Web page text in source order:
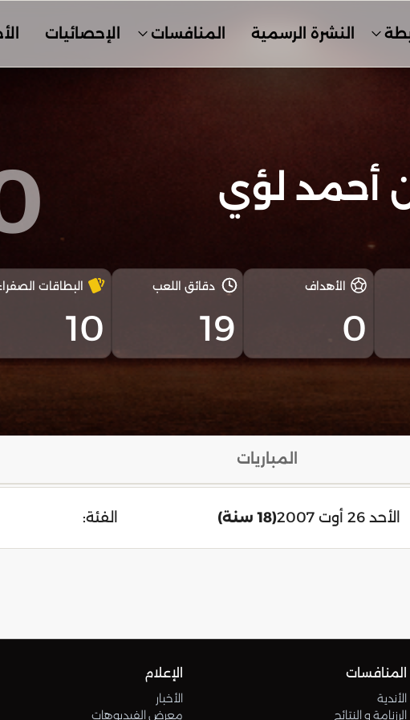
النشرة الرسمية المنافسات الإحصائيات
أحمد لؤي
الأهداف
0
دقائق اللعب
19
البطاقات
10
المباريات
الأحد 26 أوت 2007 (18 سنة) الفئة:
المنافسات
الأندية
الرزنامة و النتائج
الإعلام
الأخبار
معرض الفيديوهات